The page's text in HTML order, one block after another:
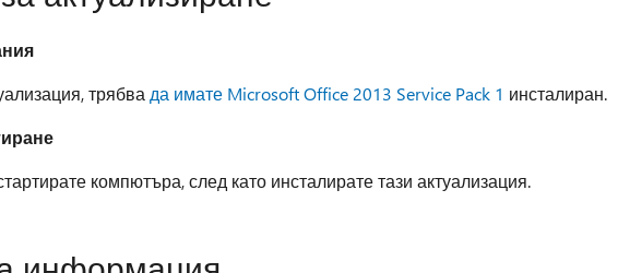
трябвада имате Microsoft Office 2013 Service Pack 1 инсталиран.
компютъра, след като инсталирате тази актуализация.